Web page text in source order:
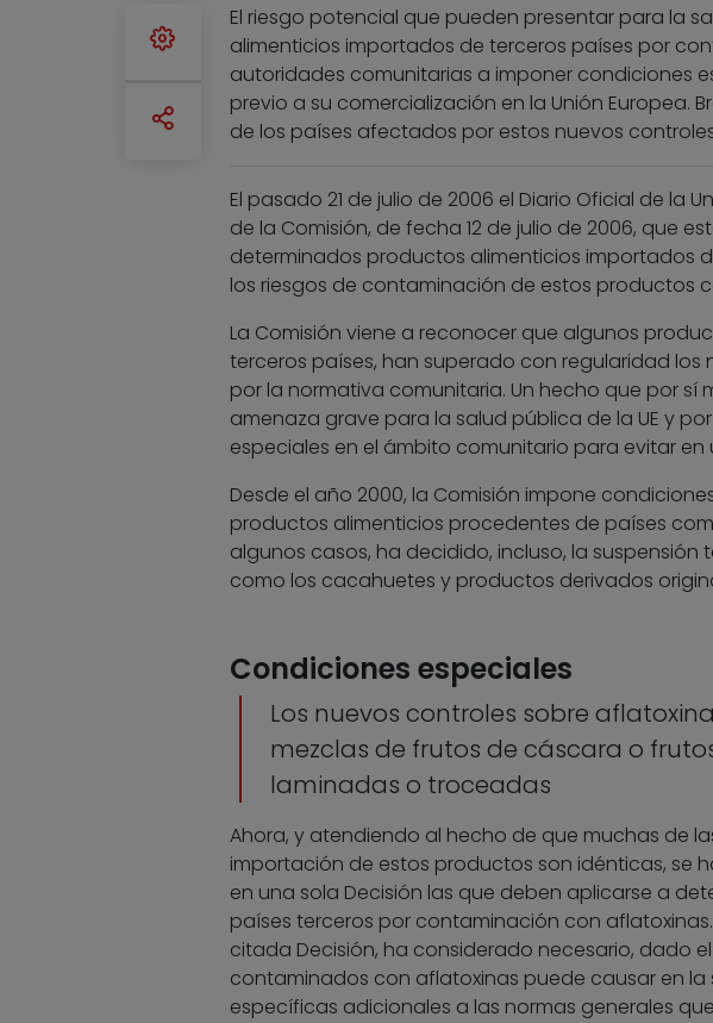
El riesgo potencial que pueden presentar para la
alimenticios importados de terceros países por
autoridades comunitarias a imponer condiciones
previo a su comercialización en la Unión Europea.
de los países afectados por estos nuevos
El pasado 21 de julio de 2006 el Diario Oficial de la
de la Comisión, de fecha 12 de julio de 2006, que
determinados productos alimenticios importados
los riesgos de contaminación de estos productos
La Comisión viene a reconocer que algunos
terceros países, han superado con regularidad los
por la normativa comunitaria. Un hecho que por sí
amenaza grave para la salud pública de la UE y
especiales en el ámbito comunitario para evitar
Desde el año 2000, la Comisión impone
productos alimenticios procedentes de países
algunos casos, ha decidido, incluso, la
como los cacahuetes y productos derivados
Condiciones especiales
Los nuevos controles sobre
mezclas de frutos de cáscara o
laminadas o troceadas
Ahora, y atendiendo al hecho de que muchas de
importación de estos productos son idénticas, se
en una sola Decisión las que deben aplicarse a
países terceros por contaminación con
citada Decisión, ha considerado necesario, dado
contaminados con aflatoxinas puede causar en
específicas adicionales a las normas generales